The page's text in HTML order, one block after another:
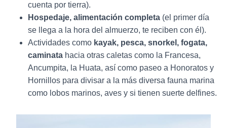
cuenta por tierra).
Hospedaje, alimentación completa (el primer día
se llega a la hora del almuerzo, te reciben con él).
Actividades como kayak, pesca, snorkel, fogata,
caminata hacia otras caletas como la Francesa,
Ancumpita, la Huata, así como paseo a Honoratos y
Hornillos para divisar a la más diversa fauna marina
como lobos marinos, aves y si tienen suerte delfines.